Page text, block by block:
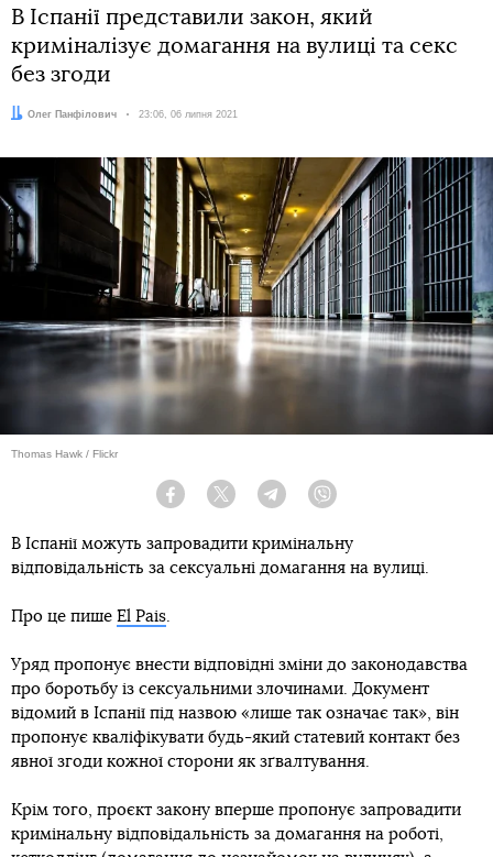
В Іспанії представили закон, який
криміналізує домагання на вулиці та секс
без згоди
Автор:
Олег Панфілович Дата:
23:06, 06 липня 2021
Thomas Hawk / Flickr
Facebook Twitter Telegram
В Іспанії можуть запровадити кримінальну
відповідальність за сексуальні домагання на вулиці.
Про це пише El Pais.
Уряд пропонує внести відповідні зміни до законодавства
про боротьбу із сексуальними злочинами. Документ
відомий в Іспанії під назвою «лише так означає так», він
пропонує кваліфікувати будь-який статевий контакт без
явної згоди кожної сторони як зґвалтування.
Крім того, проєкт закону вперше пропонує запровадити
кримінальну відповідальність за домагання на роботі,